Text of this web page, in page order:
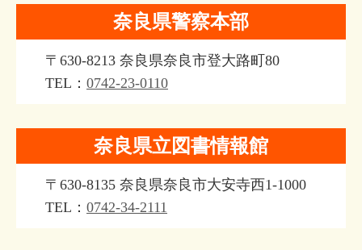
奈良県警察本部
〒630-8213 奈良県奈良市登大路町80
TEL： 0742-23-0110
奈良県立図書情報館
〒630-8135 奈良県奈良市大安寺西1-1000
TEL： 0742-34-2111